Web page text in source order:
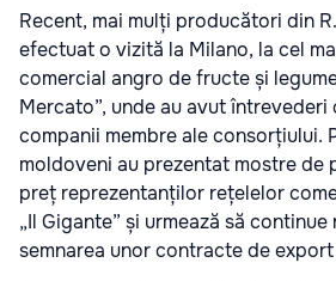
Recent, mai mulți producători din
efectuat o vizită la Milano, la cel
comercial angro de fructe și
Mercato”, unde au avut întrevederi
companii membre ale consorțiului.
moldoveni au prezentat mostre de
preț reprezentanților rețelelor
„Il Gigante” și urmează să
semnarea unor contracte de